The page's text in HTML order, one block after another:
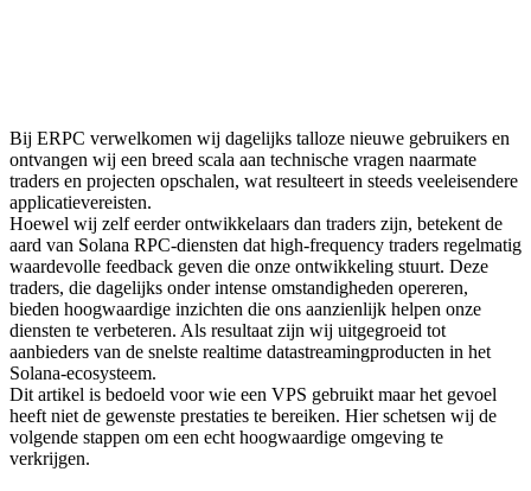
Bij ERPC verwelkomen wij dagelijks talloze nieuwe gebruikers en
ontvangen wij een breed scala aan technische vragen naarmate
traders en projecten opschalen, wat resulteert in steeds veeleisendere
applicatievereisten.
Hoewel wij zelf eerder ontwikkelaars dan traders zijn, betekent de
aard van Solana RPC-diensten dat high-frequency traders regelmatig
waardevolle feedback geven die onze ontwikkeling stuurt. Deze
traders, die dagelijks onder intense omstandigheden opereren,
bieden hoogwaardige inzichten die ons aanzienlijk helpen onze
diensten te verbeteren. Als resultaat zijn wij uitgegroeid tot
aanbieders van de snelste realtime datastreamingproducten in het
Solana-ecosysteem.
Dit artikel is bedoeld voor wie een VPS gebruikt maar het gevoel
heeft niet de gewenste prestaties te bereiken. Hier schetsen wij de
volgende stappen om een echt hoogwaardige omgeving te
verkrijgen.